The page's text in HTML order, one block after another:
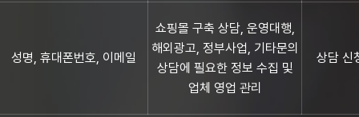
성명, 휴대폰번호, 이메일
쇼핑몰 구축 상담, 운영대행,
해외광고, 정부사업, 기타문의
상담에 필요한 정보 수집 및
업체 영업 관리
상담 신